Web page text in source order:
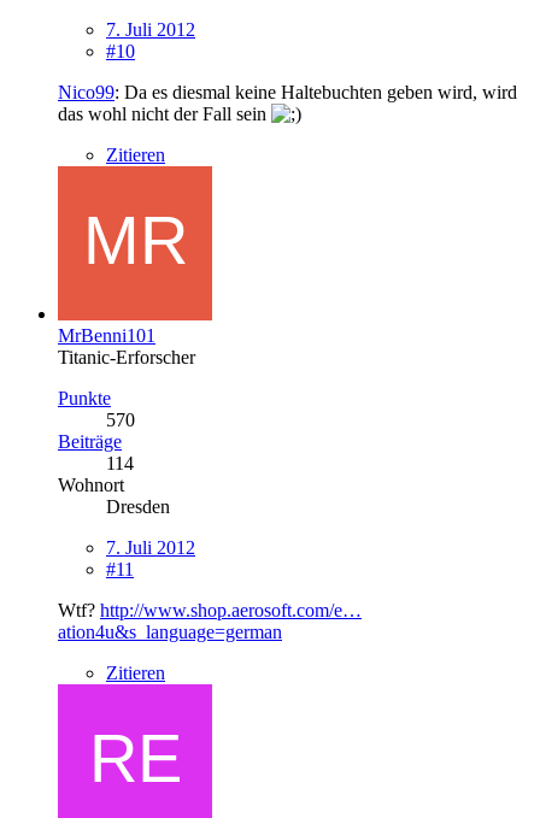
7. Juli 2012
#10
Nico99: Da es diesmal keine Haltebuchten geben wird, wird
das wohl nicht der Fall sein
Zitieren
MrBenni101
Titanic-Erforscher
Punkte
570
Beiträge
114
Wohnort
Dresden
7. Juli 2012
#11
Wtf? http://www.shop.aerosoft.com/e…
ation4u&s_language=german
Zitieren